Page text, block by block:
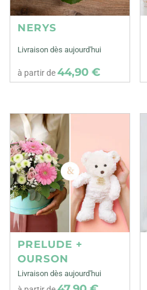
NERYS
Livraison dès aujourd'hui
à partir de44,90 €
PRELUDE +
OURSON
Livraison dès aujourd'hui